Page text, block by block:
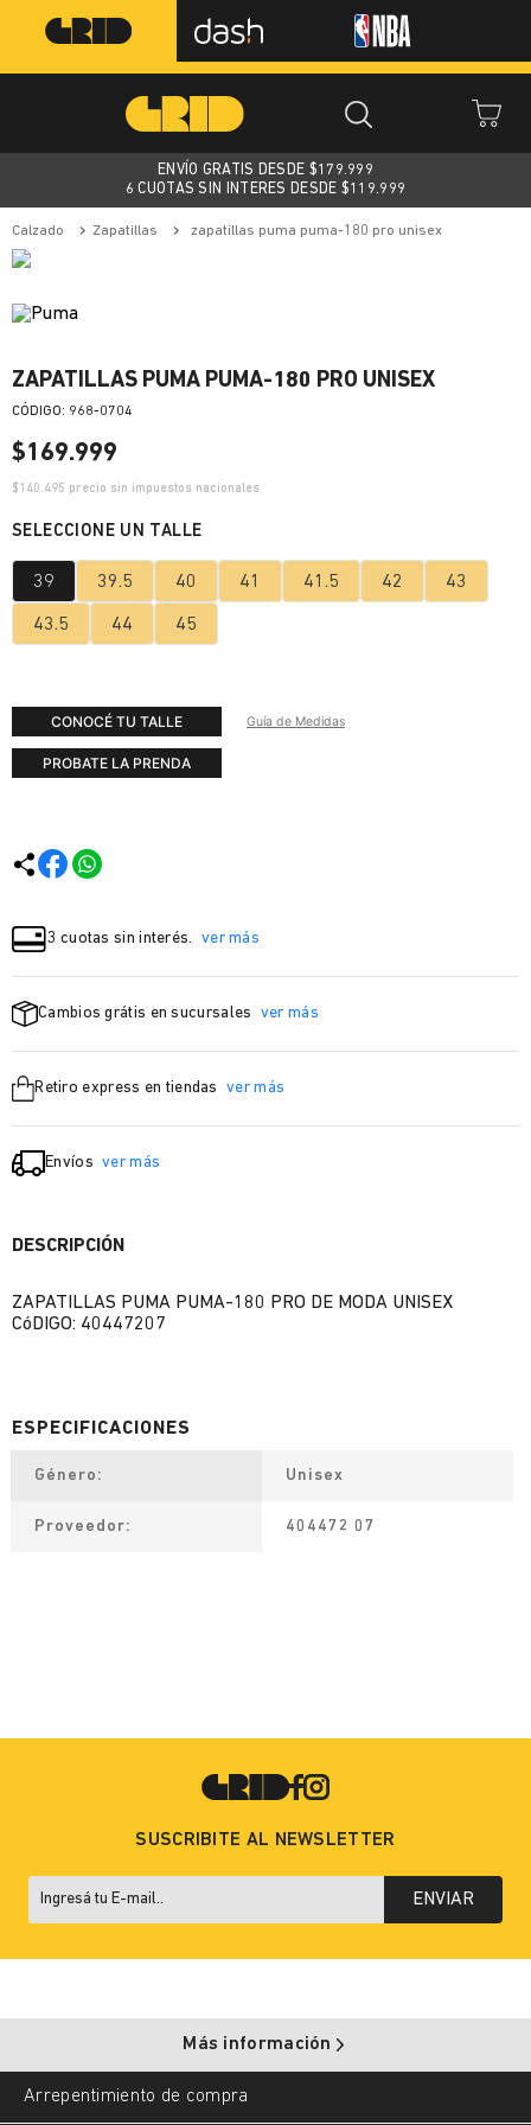
ENVÍO GRATIS DESDE $179.999
6 CUOTAS SIN INTERES DESDE $119.999
calzado zapatillas zapatillas puma puma-180 pro unisex
ZAPATILLAS PUMA PUMA-180 PRO UNISEX
: 968-0704
$169.999
$140.495 precio sin impuestos nacionales
39 39.5 40 41 41.5 42 43
43.5 44 45
CONOCÉ TU TALLE Guía de Medidas
PROBATE LA PRENDA
3 cuotas sin interés. ver más
Cambios grátis en sucursales ver más
Retiro express en tiendas ver más
Envíos ver más
DESCRIPCIÓN
ZAPATILLAS PUMA PUMA-180 PRO DE MODA UNISEX
CóDIGO: 40447207
Género Unisex
Proveedor 404472 07
SUSCRIBITE AL NEWSLETTER
ENVIAR
Más información
Arrepentimiento de compra